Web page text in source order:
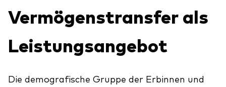
Aktive Fonds
Anleihen
ETFs
Events
Über Vanguard
Vermögenstransfer als
Leistungsangebot
Die demografische Gruppe der Erbinnen und